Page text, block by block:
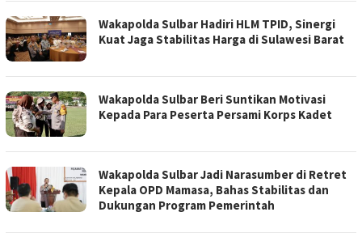
Wakapolda Sulbar Hadiri HLM TPID, Sinergi
Kuat Jaga Stabilitas Harga di Sulawesi Barat
Wakapolda Sulbar Beri Suntikan Motivasi
Kepada Para Peserta Persami Korps Kadet
Wakapolda Sulbar Jadi Narasumber di Retret
Kepala OPD Mamasa, Bahas Stabilitas dan
Dukungan Program Pemerintah